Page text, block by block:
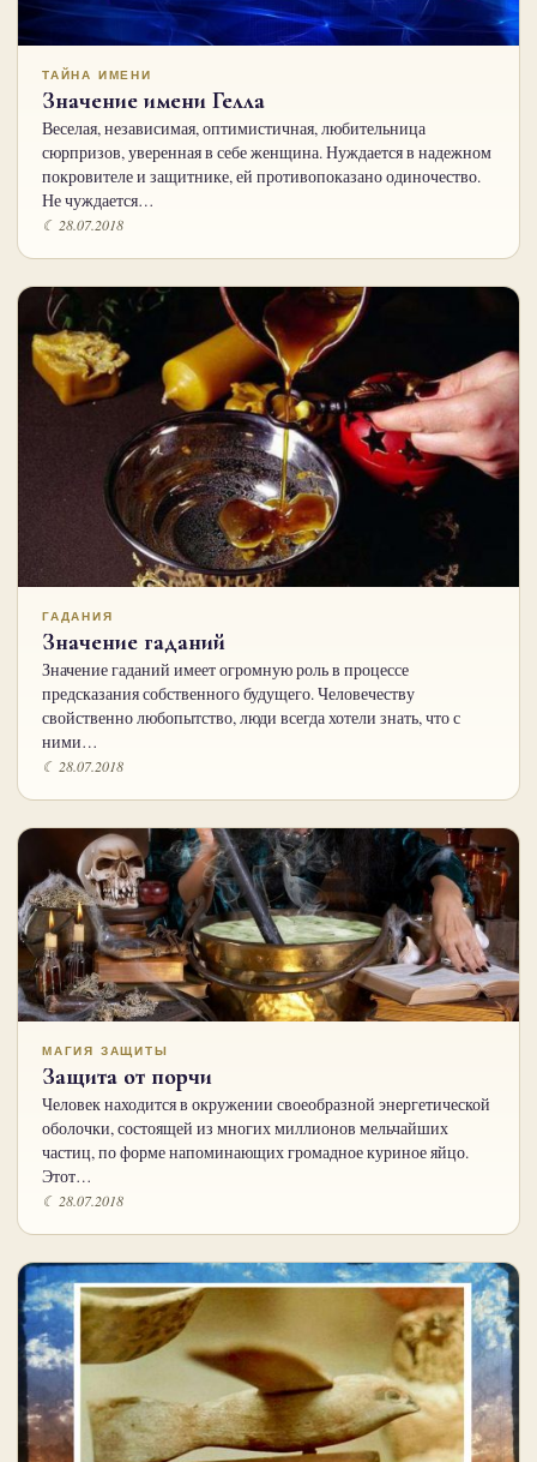
ТАЙНА ИМЕНИ
Значение имени Гелла
Веселая, независимая, оптимистичная, любительница
сюрпризов, уверен­ная в себе женщина. Нуждается в надежном
покровителе и защитнике, ей противопоказано оди­ночество.
Не чуждается…
☾ 28.07.2018
ГАДАНИЯ
Значение гаданий
Значение гаданий имеет огромную роль в процессе
предсказания собственного будущего. Человечеству
свойственно любопытство, люди всегда хотели знать, что с
ними…
☾ 28.07.2018
МАГИЯ ЗАЩИТЫ
Защита от порчи
Человек находится в окружении своеобразной энергетической
оболочки, состоящей из многих миллионов мельчайших
частиц, по форме напоминающих громадное куриное яйцо.
Этот…
☾ 28.07.2018